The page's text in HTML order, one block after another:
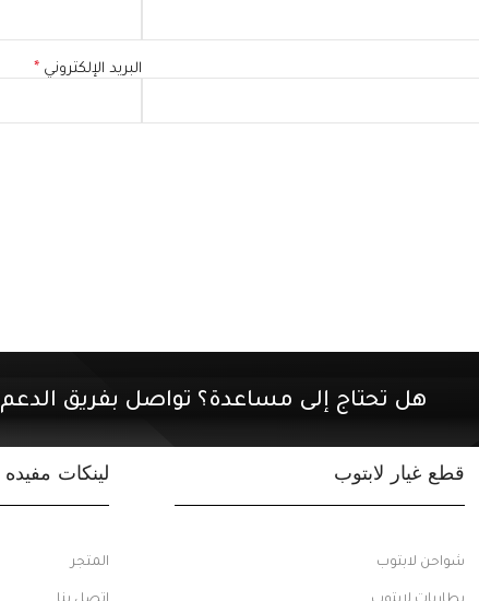
البريد الإلكتروني *
هل تحتاج إلى مساعدة؟ تواصل بفريق الدعم 01507301009.
قطع غيار لابتوب
شواحن لابتوب
لينكات مفيده
المتجر